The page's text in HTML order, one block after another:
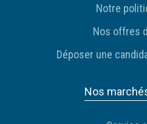
Notre
Nos offres
Déposer une
Nos